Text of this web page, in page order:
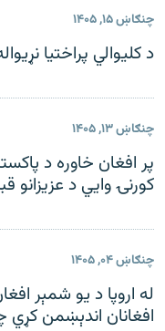
چنګاښ ۱۵, ۱۴۰۵
د کلیوالي پراختیا
چنګاښ ۱۳, ۱۴۰۵
پر افغان خاوره د
کورنۍ وايي د عزیزانو
چنګاښ ۰۴, ۱۴۰۵
له اروپا د یو شمېر
افغانان اندېښمن